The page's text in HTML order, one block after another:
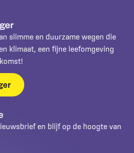
slimme en duurzame wegen die
klimaat, een fijne leefomgeving
en blijf op de hoogte van